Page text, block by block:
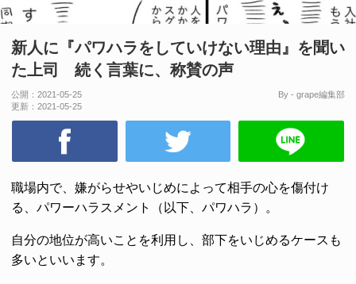
新人に『パワハラをしていけない理由』を聞い
た上司 続く言葉に、称賛の声
公開： 2021-05-25
更新： 2021-05-25
By - grape編集部
職場内で、嫌がらせやいじめによって相手の心を傷付け
る、パワーハラスメント（以下、パワハラ）。
自分の地位が高いことを利用し、部下をいじめるケースも
多いといいます。